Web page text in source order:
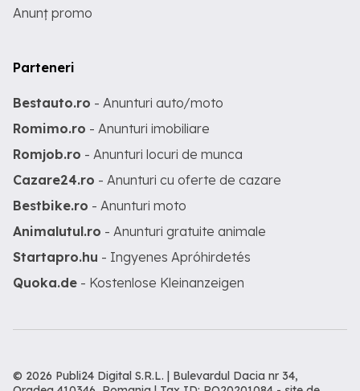
Anunț promo
Parteneri
Bestauto.ro - Anunturi auto/moto
Romimo.ro - Anunturi imobiliare
Romjob.ro - Anunturi locuri de munca
Cazare24.ro - Anunturi cu oferte de cazare
Bestbike.ro - Anunturi moto
Animalutul.ro - Anunturi gratuite animale
Startapro.hu - Ingyenes Apróhirdetés
Quoka.de - Kostenlose Kleinanzeigen
© 2026 Publi24 Digital S.R.L. | Bulevardul Dacia nr 34,